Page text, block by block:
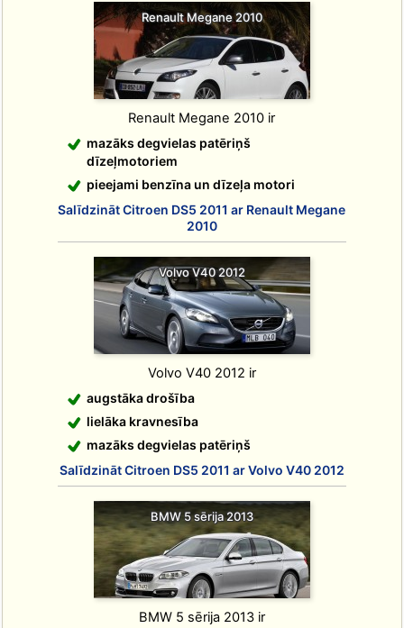
Renault Megane 2010
Renault Megane 2010 ir
mazāks degvielas patēriņš
dīzeļmotoriem
pieejami benzīna un dīzeļa motori
Salīdzināt Citroen DS5 2011 ar Renault Megane
2010
Volvo V40 2012
Volvo V40 2012 ir
augstāka drošība
lielāka kravnesība
mazāks degvielas patēriņš
Salīdzināt Citroen DS5 2011 ar Volvo V40 2012
BMW 5 sērija 2013
BMW 5 sērija 2013 ir